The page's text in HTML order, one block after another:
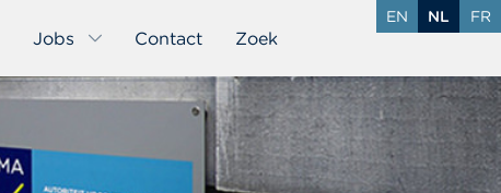
Jobs Contact Zoek
EN NL FR